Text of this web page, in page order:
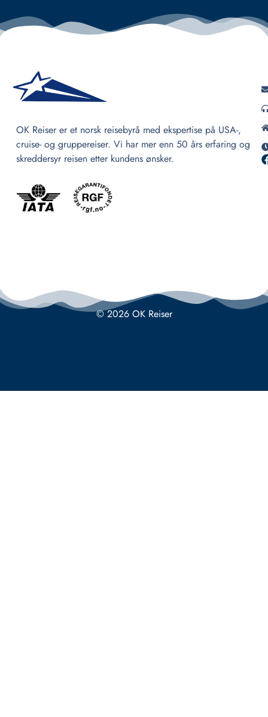
OK Reiser er et norsk reisebyrå med ekspertise på USA-,
cruise- og gruppereiser. Vi har mer enn 50 års erfaring og
skreddersyr reisen etter kundens ønsker.
© 2026 OK Reiser